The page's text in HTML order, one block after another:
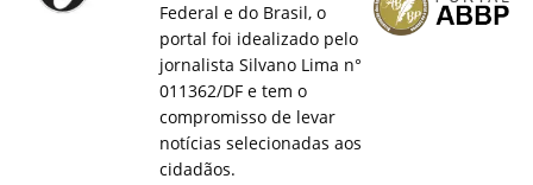
Federal e do Brasil, o
portal foi idealizado pelo
jornalista Silvano Lima n°
011362/DF e tem o
compromisso de levar
notícias selecionadas aos
cidadãos.